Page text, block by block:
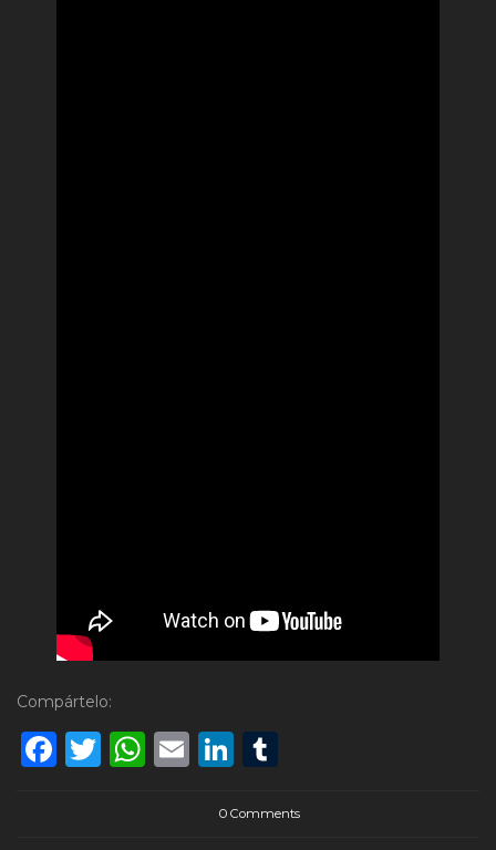
Compártelo:
Facebook
Twitter
WhatsApp
EmailLinkedIn
0 Comments